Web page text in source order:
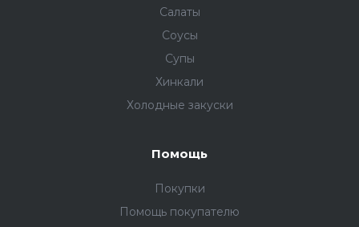
Салаты
Соусы
Супы
Хинкали
Холодные закуски
Помощь
Покупки
Помощь покупателю